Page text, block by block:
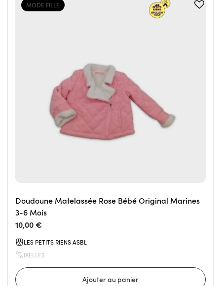
MODE FILLE
Doudoune Matelassée Rose Bébé Original Marines
3-6 Mois
10,00 €
LES PETITS RIENS ASBL
IXELLES